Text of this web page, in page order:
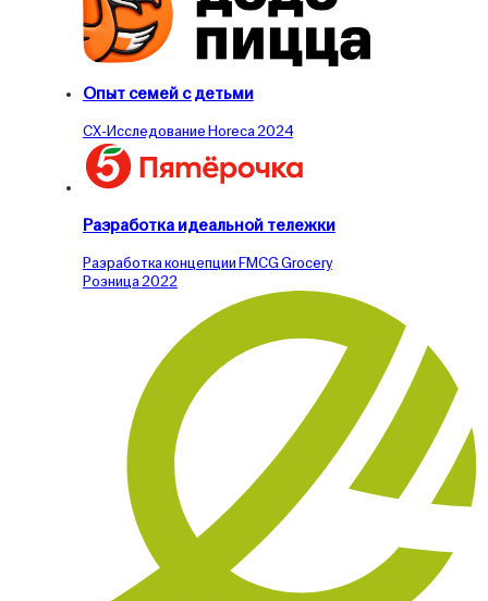
Опыт семей с детьми
CX-ИсследованиеHoreca2024
Разработка идеальной тележки
Разработка концепцииFMCGGrocery
Розница2022